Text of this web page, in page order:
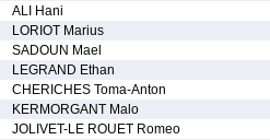
ALI Hani
LORIOT Marius
SADOUN Mael
LEGRAND Ethan
CHERICHES Toma-Anton
KERMORGANT Malo
JOLIVET-LE ROUET Romeo